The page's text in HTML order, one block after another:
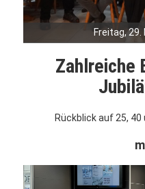
Freitag,
Zahlreiche
Rückblick auf 25, 40